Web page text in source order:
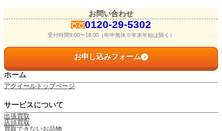
お問い合わせ
0120-29-5302
受付時間9:00〜18:00（年中無休※年末年始は除く）
お申し込みフォーム
ホーム
アクイールトップページ
サービスについて
出張買取
店頭買取
買取できないお品物